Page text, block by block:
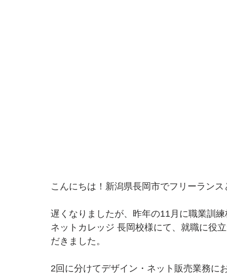
こんにちは！新潟県長岡市でフリーラン
遅くなりましたが、昨年の11月に職業訓
ネットカレッジ 長岡校様にて、就職に役
だきました。
2回に分けてデザイン・ネット販売業務に